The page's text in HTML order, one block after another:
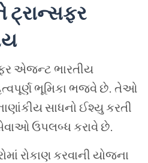
ટ્રાન્સફર
એજન્ટ ભારતીય
ભૂમિકા ભજવે છે. તેઓ
સાધનો ઈશ્યુ કરતી
ઉપલબ્ધ કરાવે છે.
રોકાણ કરવાની યોજના